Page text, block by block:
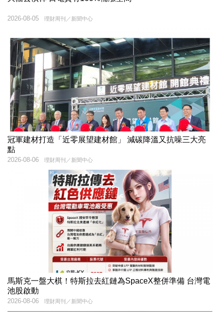
理財周刊／新聞中心
2026-08-05
冠軍建材打造「近零展望建材館」 減碳降溫又抗噪三大亮
點
理財周刊／新聞中心
2026-08-06
馬斯克一盤大棋！特斯拉去紅鏈為SpaceX整併準備 台灣電
池股啟動
理財周刊／新聞中心
2026-08-06